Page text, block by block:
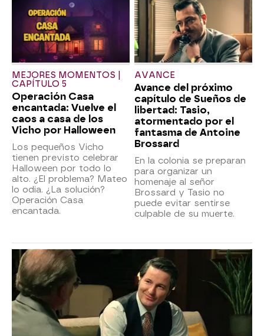
MEJORES MOMENTOS |
CAPÍTULO 5
Operación Casa
encantada: Vuelve el
caos a casa de los
Vicho por Halloween
Los pequeños Vicho
tienen previsto celebrar
Halloween por todo lo
alto. ¿El problema? Mateo
lo odia. ¿La solución?
Operación Casa
encantada.
AVANCE
Avance del próximo
capítulo de Sueños de
libertad: Tasio,
atormentado por el
fantasma de Antoine
Brossard
En la colonia se preparan
para organizar un
homenaje al señor
Brossard y Tasio no
puede evitar sentirse
culpable de su muerte.